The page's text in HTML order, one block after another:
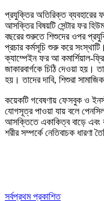
প্রযুক্তির অতিরিক্ত ব্যবহারের
আসক্তির বিষয়টি সেন্টার ফর
বছরের শুরুতে শিশুদের ওপর
প্রচার কর্মসূচি শুরু করে
ক্যাম্পেইন ফর আ কমার্শিয়াল-ফ্রি
জাকারবার্গকে চিঠি দেওয়া হয়।
হয়। তাদের দাবি, শিশুরা
কয়েকটি গবেষণায় ফেসবুক ও
যোগসূত্র পাওয়া যায় বলে
আসক্তিতে একাকিত্ব বাড়ে এবং
শরীর সম্পর্কে নেতিবাচক ধারণা
সর্বপ্রথম প্রকাশিত